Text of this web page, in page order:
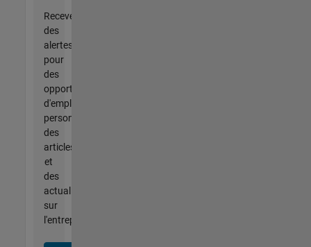
Recevez
des
alertes
pour
des
opportunités
d'emploi
personnalisées,
des
articles
et
des
actualités
sur
l'entreprise.